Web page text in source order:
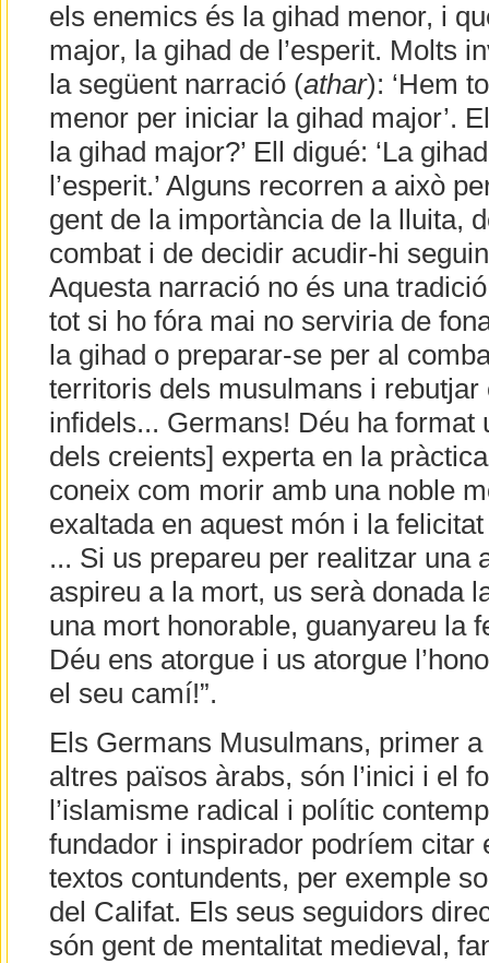
els enemics és la gihad menor, i
major, la gihad de l’esperit. Molts
la següent narració (athar): ‘Hem
menor per iniciar la gihad major’.
la gihad major?’ Ell digué: ‘La
l’esperit.’ Alguns recorren a això
gent de la importància de la lluita,
combat i de decidir acudir-hi
Aquesta narració no és una
tot si ho fóra mai no serviria de
la gihad o preparar-se per al
territoris dels musulmans i rebutjar
infidels... Germans! Déu ha format
dels creients] experta en la
coneix com morir amb una noble
exaltada en aquest món i la
... Si us prepareu per realitzar una
aspireu a la mort, us serà donada
una mort honorable, guanyareu la
Déu ens atorgue i us atorgue
el seu camí!”.
Els Germans Musulmans, primer
altres països àrabs, són l’inici i el
l’islamisme radical i polític
fundador i inspirador podríem citar
textos contundents, per exemple
del Califat. Els seus seguidors
són gent de mentalitat medieval,